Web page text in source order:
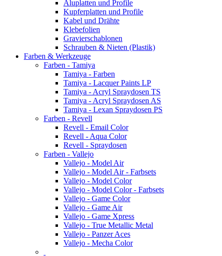
Aluplatten und Profile
Kupferplatten und Profile
Kabel und Drähte
Klebefolien
Gravierschablonen
Schrauben & Nieten (Plastik)
Farben & Werkzeuge
Farben - Tamiya
Tamiya - Farben
Tamiya - Lacquer Paints LP
Tamiya - Acryl Spraydosen TS
Tamiya - Acryl Spraydosen AS
Tamiya - Lexan Spraydosen PS
Farben - Revell
Revell - Email Color
Revell - Aqua Color
Revell - Spraydosen
Farben - Vallejo
Vallejo - Model Air
Vallejo - Model Air - Farbsets
Vallejo - Model Color
Vallejo - Model Color - Farbsets
Vallejo - Game Color
Vallejo - Game Air
Vallejo - Game Xpress
Vallejo - True Metallic Metal
Vallejo - Panzer Aces
Vallejo - Mecha Color